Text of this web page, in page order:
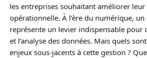
les entreprises souhaitant améliorer
opérationnelle. À l’ère du numérique,
représente un levier indispensable pour
et l’analyse des données. Mais quels
enjeux sous-jacents à cette gestion ?